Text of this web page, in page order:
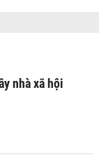
nhà xã hội